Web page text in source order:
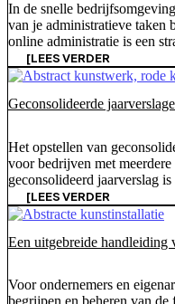
In de snelle
van je administratieve taken
online administratie is een
veiligheid van je bedrijf
administratie worden uw
kunt u uw [...]
[LEES VERDER
Geconsolideerde
Het opstellen van
voor bedrijven met
geconsolideerd jaarverslag
een geconsolideerde versie
moedermaatschappij en haar
gezondheid van de groep.
[LEES VERDER
Een uitgebreide handleiding
Voor ondernemers en
begrijpen en beheren van